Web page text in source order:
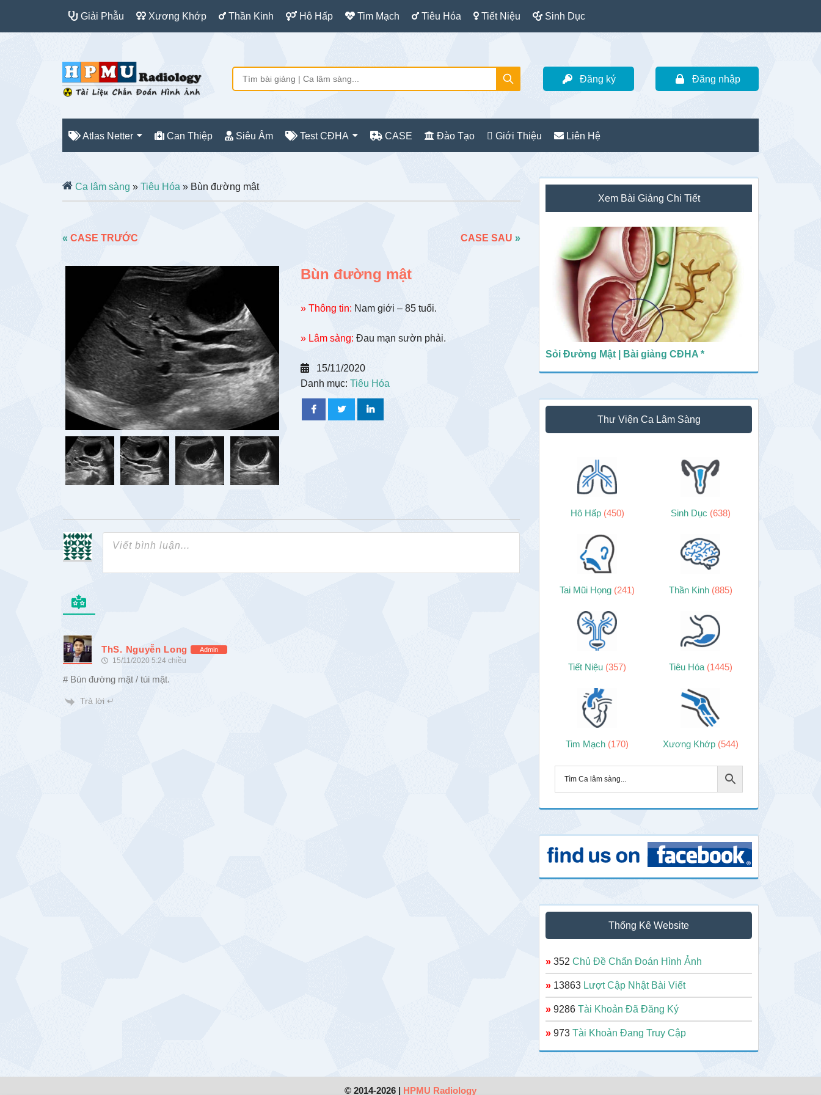
Giải Phẫu Xương Khớp Thần Kinh Hô Hấp Tim Mạch Tiêu Hóa Tiết Niệu Sinh Dục
Đăng ký Đăng nhập
Atlas Netter Can Thiệp Siêu Âm Test CĐHA CASE Đào Tạo Giới Thiệu Liên Hệ
Ca lâm sàng » Tiêu Hóa » Bùn đường mật
« CASE TRƯỚC CASE SAU »
Bùn đường mật
» Thông tin: Nam giới – 85 tuổi.
» Lâm sàng: Đau mạn sườn phải.
15/11/2020
Danh mục: Tiêu Hóa
ThS. Nguyễn Long Admin
15/11/2020 5:24 chiều
# Bùn đường mật / túi mật.
Trả lời ↵
Sidebar
chính
Xem Bài Giảng Chi Tiết
Sỏi Đường Mật | Bài giảng CĐHA *
Thư Viện Ca Lâm Sàng
Hô Hấp (450) Sinh Dục (638)
Tai Mũi Họng (241) Thần Kinh (885)
Tiết Niệu (357) Tiêu Hóa (1445)
Tim Mạch (170) Xương Khớp (544)
Thống Kê Website
» 352 Chủ Đề Chẩn Đoán Hình Ảnh
» 13863 Lượt Cập Nhật Bài Viết
» 9286 Tài Khoản Đã Đăng Ký
» 973 Tài Khoản Đang Truy Cập
© 2014-2026 | HPMU Radiology